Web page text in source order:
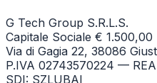
G Tech Group S.R.L.S.
Capitale Sociale € 1.500,00
Via di Gagia 22, 38086
P.IVA 02743570224 —
SDI: SZLUBAI